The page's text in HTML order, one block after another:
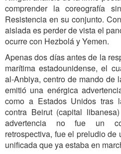
comprender la coreografía
Resistencia en su conjunto.
aislada es perder de vista el
ocurre con Hezbolá y Yemen.
Apenas dos días antes de la
marítima estadounidense, el
al-Anbiya, centro de mando de
emitió una enérgica
como a Estados Unidos tras
contra Beirut (capital
advertencia no fue un
retrospectiva, fue el preludio
unificada que ya estaba en